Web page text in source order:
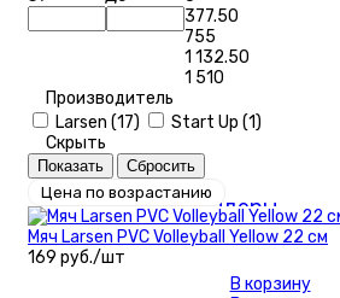
Тренажеры
Единоборства
Коньки
Лыжи беговые
Фитнес
Валики для
МФР
Эспандеры
Йоги, пилатес
Упоры, степ -
377.50
755
1 132.50
1 510
Производитель
Larsen (17) Start Up (1)
Скрыть
Цена по возрастанию
Мяч Larsen PVC Volleyball Yellow 22 см
169 руб./шт
В корзину